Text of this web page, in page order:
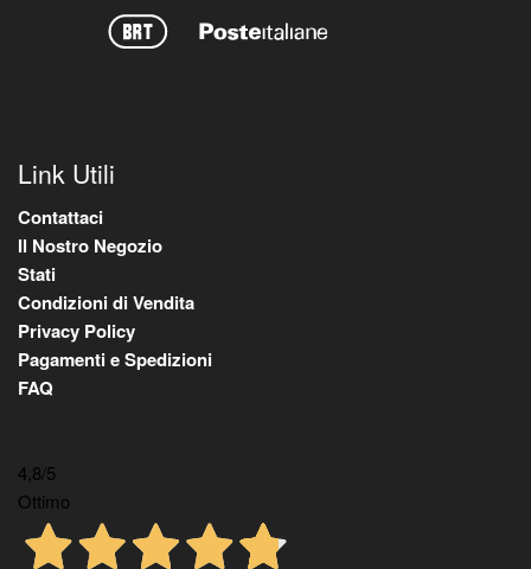
Link Utili
Contattaci
Il Nostro Negozio
Stati
Condizioni di Vendita
Privacy Policy
Pagamenti e Spedizioni
FAQ
4,8/5
Ottimo